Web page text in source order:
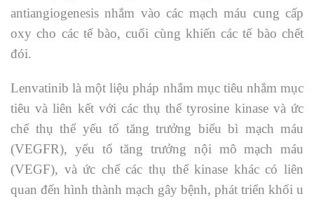
antiangiogenesis nhắm vào các mạch máu cung cấp
oxy cho các tế bào, cuối cùng khiến các tế bào chết
đói.
Lenvatinib là một liệu pháp nhắm mục tiêu nhắm mục
tiêu và liên kết với các thụ thể tyrosine kinase và ức
chế thụ thể yếu tố tăng trưởng biểu bì mạch máu
(VEGFR), yếu tố tăng trưởng nội mô mạch máu
(VEGF), và ức chế các thụ thể kinase khác có liên
quan đến hình thành mạch gây bệnh, phát triển khối u